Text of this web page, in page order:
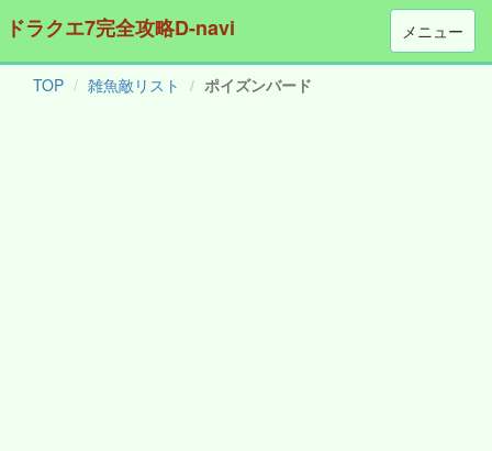
メニュー
ドラクエ7完全攻略D-navi
TOP 雑魚敵リスト ポイズンバード